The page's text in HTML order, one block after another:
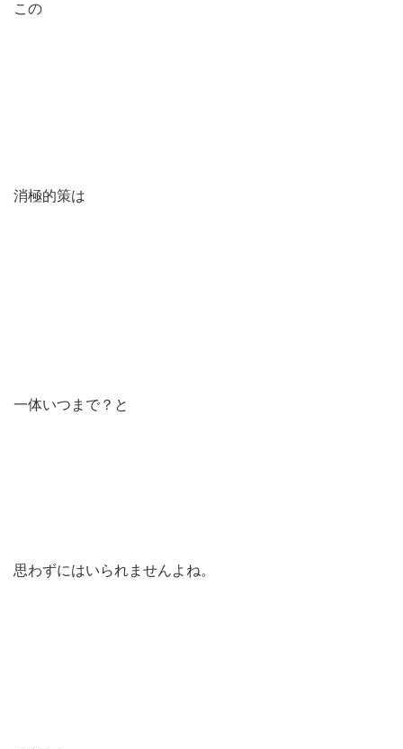
この
消極的策は
一体いつまで？と
思わずにはいられませんよね。